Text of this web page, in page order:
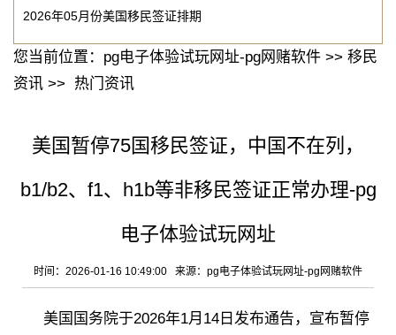
2026年05月份美国移民签证排期
您当前位置： pg电子体验试玩网址-pg网赌软件 >> 移民
资讯 >> 热门资讯
美国暂停75国移民签证，中国不在列，
b1/b2、f1、h1b等非移民签证正常办理-pg
电子体验试玩网址
时间：2026-01-16 10:49:00 来源： pg电子体验试玩网址-pg网赌软件
美国国务院于2026年1月14日发布通告，宣布暂停